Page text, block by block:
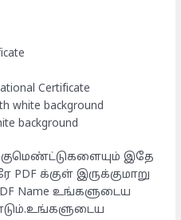
Certificate
white background
background
இதே
PDF க்குள் இருக்குமாறு
Name உங்களுடைய